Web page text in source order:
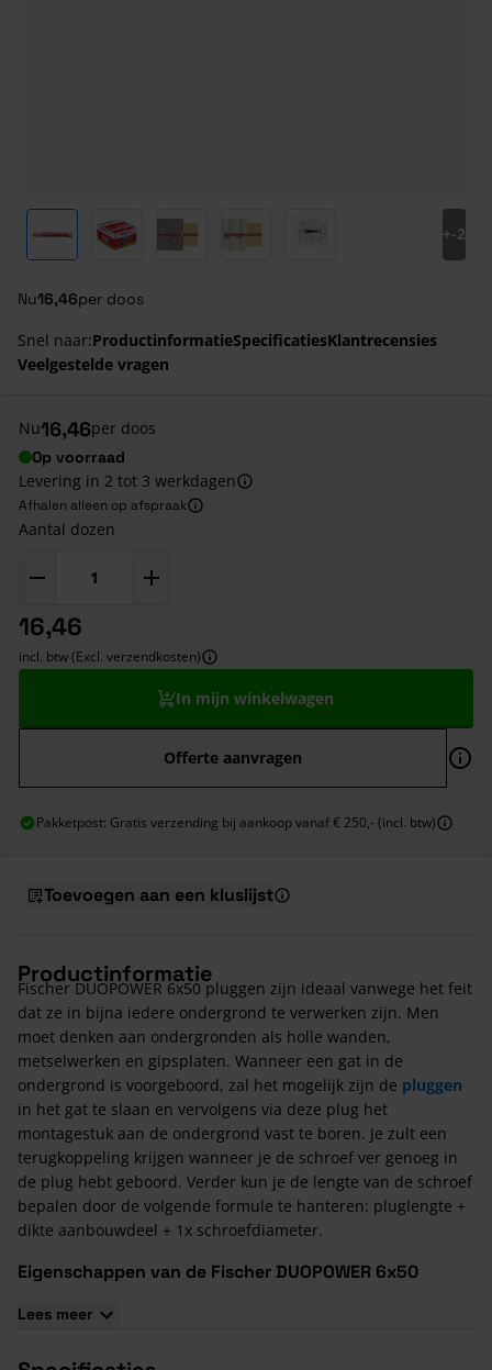
View larger image
View larger imageView larger imageView larger image
+-2
Nu16,46per doos
Snel naar:ProductinformatieSpecificatiesKlantrecensies
Veelgestelde vragen
Nu16,46per doos
Op voorraad
Levering in 2 tot 3 werkdagen
Afhalen alleen op afspraak
Aantal dozen
16,46
incl. btw (Excl. verzendkosten)
In mijn winkelwagen
Offerte aanvragen
Pakketpost: Gratis verzending bij aankoop vanaf € 250,- (incl. btw)
Toevoegen aan een kluslijst
Productinformatie
Fischer DUOPOWER 6x50 pluggen zijn ideaal vanwege het feit
dat ze in bijna iedere ondergrond te verwerken zijn. Men
moet denken aan ondergronden als holle wanden,
metselwerken en gipsplaten. Wanneer een gat in de
ondergrond is voorgeboord, zal het mogelijk zijn de pluggen
in het gat te slaan en vervolgens via deze plug het
montagestuk aan de ondergrond vast te boren. Je zult een
terugkoppeling krijgen wanneer je de schroef ver genoeg in
de plug hebt geboord. Verder kun je de lengte van de schroef
bepalen door de volgende formule te hanteren: pluglengte +
dikte aanbouwdeel + 1x schroefdiameter.
Eigenschappen van de Fischer DUOPOWER 6x50
Lees meer